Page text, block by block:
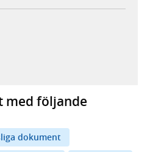
ny flik, extern webbplats,
webbplats,
flik, extern webbplats,
postklient,
med följande
dokument